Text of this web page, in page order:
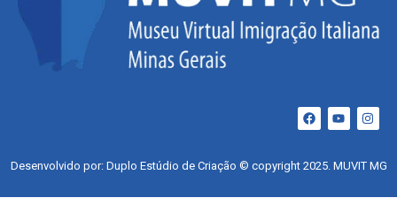
Desenvolvido por: Duplo Estúdio de Criação © copyright 2025. MUVIT MG